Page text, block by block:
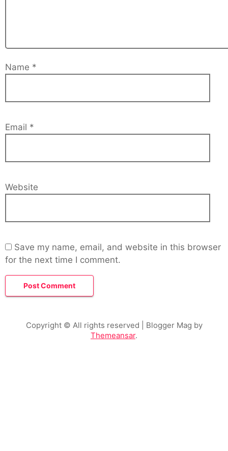
Name *
Email *
Website
Save my name, email, and website in this browser
for the next time I comment.
Copyright © All rights reserved | Blogger Mag by
Themeansar.